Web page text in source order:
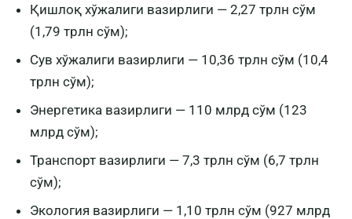
Қишлоқ хўжалиги вазирлиги — 2,27 трлн сўм
(1,79 трлн сўм);
Сув хўжалиги вазирлиги — 10,36 трлн сўм (10,4
трлн сўм);
Энергетика вазирлиги — 110 млрд сўм (123
млрд сўм);
Транспорт вазирлиги — 7,3 трлн сўм (6,7 трлн
сўм);
Экология вазирлиги — 1,10 трлн сўм (927 млрд